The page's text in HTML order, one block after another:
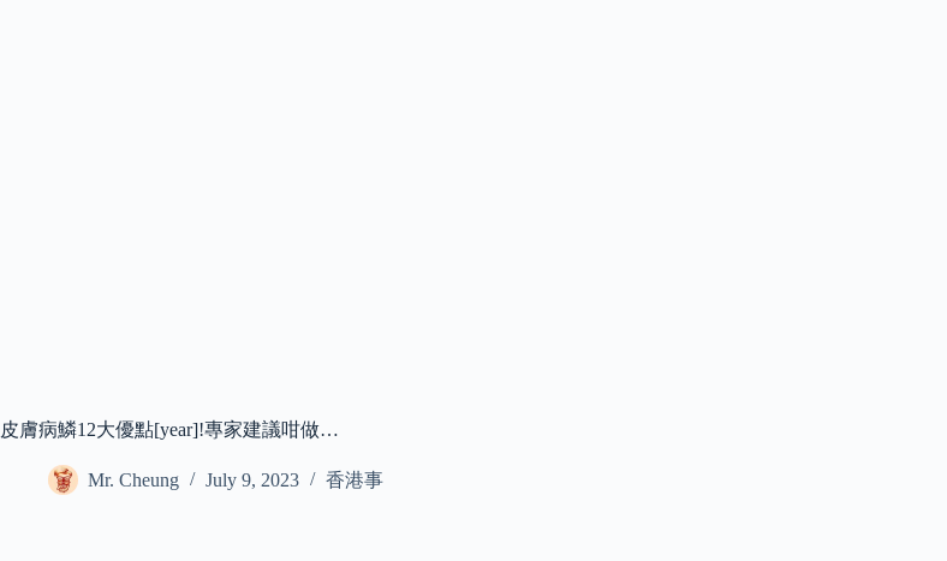
皮膚病鱗12大優點[year]!專家建議咁做…
Mr. Cheung July 9, 2023 香港事